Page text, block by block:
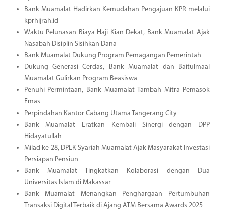
Bank Muamalat Hadirkan Kemudahan Pengajuan KPR melalui
kprhijrah.id
Waktu Pelunasan Biaya Haji Kian Dekat, Bank Muamalat Ajak
Nasabah Disiplin Sisihkan Dana
Bank Muamalat Dukung Program Pemagangan Pemerintah
Dukung Generasi Cerdas, Bank Muamalat dan Baitulmaal
Muamalat Gulirkan Program Beasiswa
Penuhi Permintaan, Bank Muamalat Tambah Mitra Pemasok
Emas
Perpindahan Kantor Cabang Utama Tangerang City
Bank Muamalat Eratkan Kembali Sinergi dengan DPP
Hidayatullah
Milad ke-28, DPLK Syariah Muamalat Ajak Masyarakat Investasi
Persiapan Pensiun
Bank Muamalat Tingkatkan Kolaborasi dengan Dua
Universitas Islam di Makassar
Bank Muamalat Menangkan Penghargaan Pertumbuhan
Transaksi Digital Terbaik di Ajang ATM Bersama Awards 2025